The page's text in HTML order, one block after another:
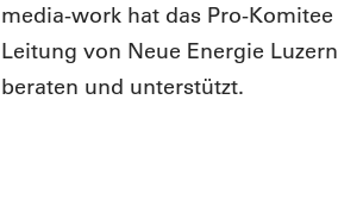
media-work hat das Pro-
Leitung von Neue Energie
beraten und unterstützt.